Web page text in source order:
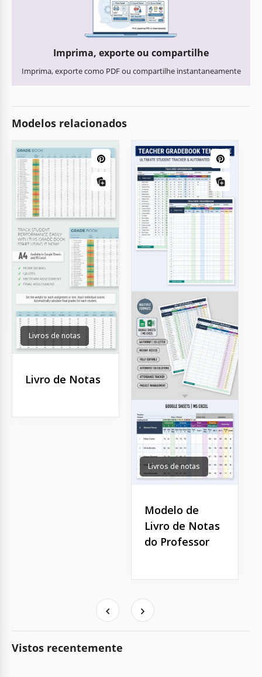
Imprima, exporte ou compartilhe
Imprima, exporte como PDF ou compartilhe instantaneamente
Modelos relacionados
Livros de notas
Livro de Notas
Livros de notas
Modelo de
Livro de Notas
do Professor
Vistos recentemente